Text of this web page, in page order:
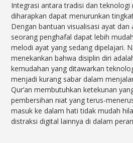
Integrasi antara tradisi dan
diharapkan dapat menurunkan
Dengan bantuan visualisasi ayat
seorang penghafal dapat lebih
melodi ayat yang sedang dipelajari.
menekankan bahwa disiplin diri
kemudahan yang ditawarkan
menjadi kurang sabar dalam
Qur’an membutuhkan ketekunan
pembersihan niat yang terus-
masuk ke dalam hati tidak mudah
distraksi digital lainnya di dalam